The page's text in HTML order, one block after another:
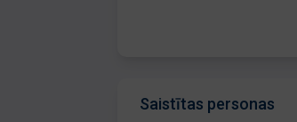
Saistītas personas